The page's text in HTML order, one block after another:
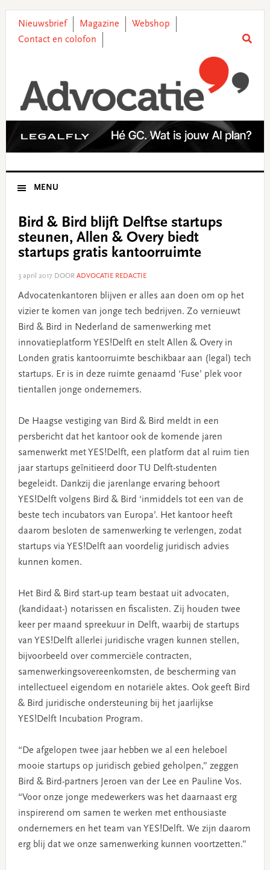
primary
main
primary
footer
Nieuwsbrief Magazine
Webshop
Contact en colofon
MENU
Bird & Bird blijft Delftse startups
steunen, Allen & Overy biedt
startups gratis kantoorruimte
3 april 2017 DOOR ADVOCATIE REDACTIE
Advocatenkantoren blijven er alles aan doen om op het
vizier te komen van jonge tech bedrijven. Zo vernieuwt
Bird & Bird in Nederland de samenwerking met
innovatieplatform YES!Delft en stelt Allen & Overy in
Londen gratis kantoorruimte beschikbaar aan (legal) tech
startups. Er is in deze ruimte genaamd ‘Fuse’ plek voor
tientallen jonge ondernemers.
De Haagse vestiging van Bird & Bird meldt in een
persbericht dat het kantoor ook de komende jaren
samenwerkt met YES!Delft, een platform dat al ruim tien
jaar startups geïnitieerd door TU Delft-studenten
begeleidt. Dankzij die jarenlange ervaring behoort
YES!Delft volgens Bird & Bird ‘inmiddels tot een van de
beste tech incubators van Europa’. Het kantoor heeft
daarom besloten de samenwerking te verlengen, zodat
startups via YES!Delft aan voordelig juridisch advies
kunnen komen.
Het Bird & Bird start-up team bestaat uit advocaten,
(kandidaat-) notarissen en fiscalisten. Zij houden twee
keer per maand spreekuur in Delft, waarbij de startups
van YES!Delft allerlei juridische vragen kunnen stellen,
bijvoorbeeld over commerciële contracten,
samenwerkingsovereenkomsten, de bescherming van
intellectueel eigendom en notariële aktes. Ook geeft Bird
& Bird juridische ondersteuning bij het jaarlijkse
YES!Delft Incubation Program.
“De afgelopen twee jaar hebben we al een heleboel
mooie startups op juridisch gebied geholpen,” zeggen
Bird & Bird-partners Jeroen van der Lee en Pauline Vos.
“Voor onze jonge medewerkers was het daarnaast erg
inspirerend om samen te werken met enthousiaste
ondernemers en het team van YES!Delft. We zijn daarom
erg blij dat we onze samenwerking kunnen voortzetten.”